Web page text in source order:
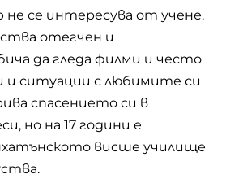
се интересува от учене.
отегчен и
да гледа филми и често
и ситуации с любимите си
спасението си в
но на 17 години е
висше училище